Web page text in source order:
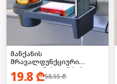
მანქანის
მრავალფუნქციური
ტელეფონის დამჭერი
19.8 ₾58.55₾